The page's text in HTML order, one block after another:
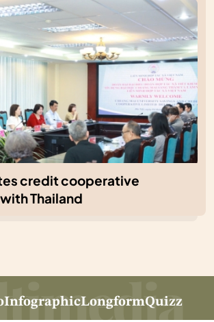
credit cooperative
Thailand
InfographicLongformQuizz